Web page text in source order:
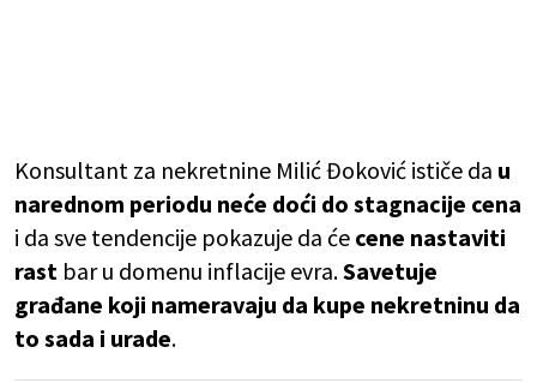
Konsultant za nekretnine Milić Đoković ističe da u
narednom periodu neće doći do stagnacije cena
i da sve tendencije pokazuje da će cene nastaviti
rast bar u domenu inflacije evra.Savetuje
građane koji nameravaju da kupe nekretninu da
to sada i urade.